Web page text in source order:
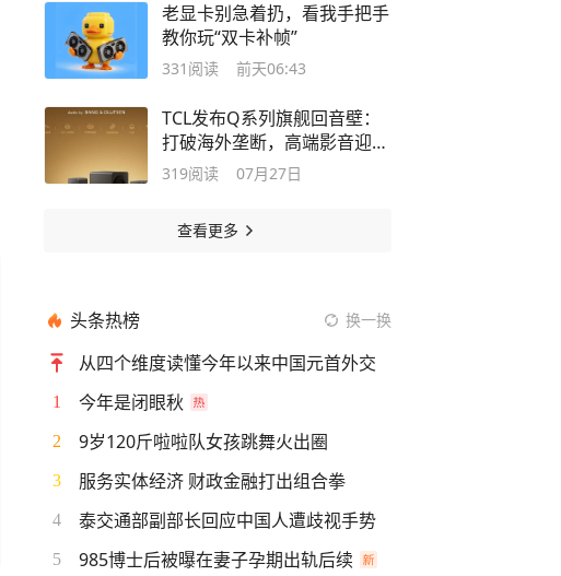
老显卡别急着扔，看我手把手
教你玩“双卡补帧”
331 阅读 前天06:43
TCL发布Q系列旗舰回音壁：
打破海外垄断，高端影音迎来
中国声音
319阅读 07月27日
查看更多
头条热榜 换一换
从四个维度读懂今年以来中国元首外交
1 今年是闭眼秋
2 9岁120斤啦啦队女孩跳舞火出圈
3 服务实体经济 财政金融打出组合拳
4 泰交通部副部长回应中国人遭歧视手势
5 985博士后被曝在妻子孕期出轨后续